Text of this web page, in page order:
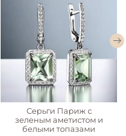
Серьги Париж с
зеленым аметистом и
белыми топазами